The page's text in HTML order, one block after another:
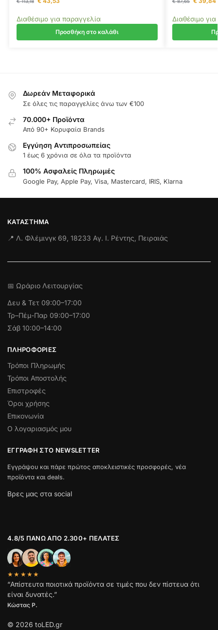
Διαθέσιμο για παραγγελία
Προσθήκη στο καλάθι
Διαθέσιμο
Δωρεάν Μεταφορικά
Σε όλες τις παραγγελίες άνω των €100
70.000+ Προϊόντα
Από 90+ Κορυφαία Brands
Εγγύηση Aντιπροσωπείας
1 έως 6 χρόνια σε όλα τα προϊόντα
100% Ασφαλείς Πληρωμές
Google Pay, Apple Pay, Visa, Mastercard, IRIS, Klarna
ΚΑΤΆΣΤΗΜΑ
📍 Λ. Φλέμινγκ 69, 18233 Αγ. Ι. Ρέντης, Πειραιάς
📅 Ωράριο Λειτουργίας
Δευ & Τετ 09:00–17:00
Τρ–Πέμ-Παρ 09:00–17:00
Σάβ 10:00–14:00
ΠΛΗΡΟΦΟΡΊΕΣ
Τρόποι Πληρωμής
Τρόποι Αποστολής
Επιστροφές
Όροι χρήσης
Επικονωνία
Ο λογαριασμός μου
ΕΓΓΡΑΦΉ ΣΤΟ NEWSLETTER
Εγγράψου και πάρε πρώτος αποκλειστικές προσφορές, νέα
προϊόντα και deals.
Βρες μας στα social
4.8/5 ΠΆΝΩ ΑΠΌ 2.300+ ΠΕΛΆΤΕΣ
★★★★★
“Απίστευτα ποιοτικά προϊόντα σε τιμές που δεν πίστευα ότι
είναι δυνατές.”
Κώστας Ρ.
© 2026 toLED.gr